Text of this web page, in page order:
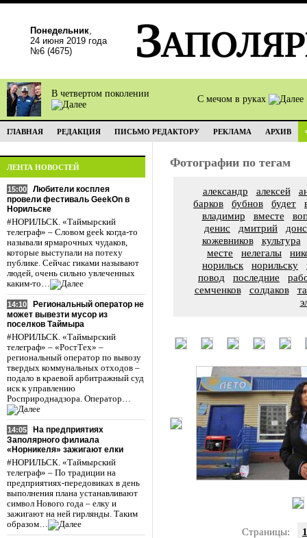
Понедельник,
24 июня 2019 года
№6 (4675)
В четвертом поколении
С мечом в руках
ГЛАВНАЯ РЕДАКЦИЯ ПИСЬМО РЕДАКТОРУ РЕКЛАМА АРХИВ
ЛЕНТА НОВОСТЕЙ
15:00
Любители косплея
провели фестиваль GeekOn в
Норильске
#НОРИЛЬСК. «Таймырский
телеграф» – Словом geek когда-то
называли ярмарочных чудаков,
которые выступали на потеху
публике. Сейчас гиками называют
людей, очень сильно увлеченных
каким-то…
14:10
Региональный оператор не
может вывезти мусор из
поселков Таймыра
#НОРИЛЬСК. «Таймырский
телеграф» – «РостТех» –
региональный оператор по вывозу
твердых коммунальных отходов –
подало в краевой арбитражный суд
иск к управлению
Росприроднадзора. Оператор…
14:05
На предприятиях
Заполярного филиала
«Норникеля» зажигают елки
#НОРИЛЬСК. «Таймырский
телеграф» – По традиции на
предприятиях-передовиках в день
выполнения плана устанавливают
символ Нового года – елку и
зажигают на ней гирлянды. Таким
образом…
Фотографии по тегам
александр алексей
барков
бубнов будет
владимир
вместе
денис
дмитрий
кожевников
культура
месте
нелегалы
норильск
норильску
повод
последние
семченков
солдаков
Страницы: 1